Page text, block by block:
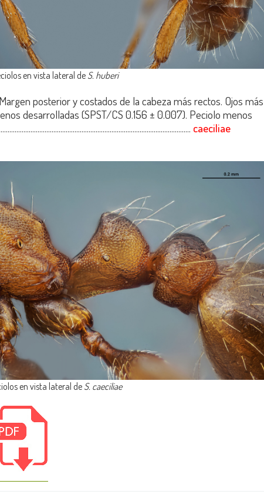
en vista lateral deS. huberi
posterior y costados de la cabeza más rectos. Ojos más
desarrolladas (SPST/CS 0.156 ± 0.007). Peciolo menos
caeciliae
en vista lateral deS. caeciliae